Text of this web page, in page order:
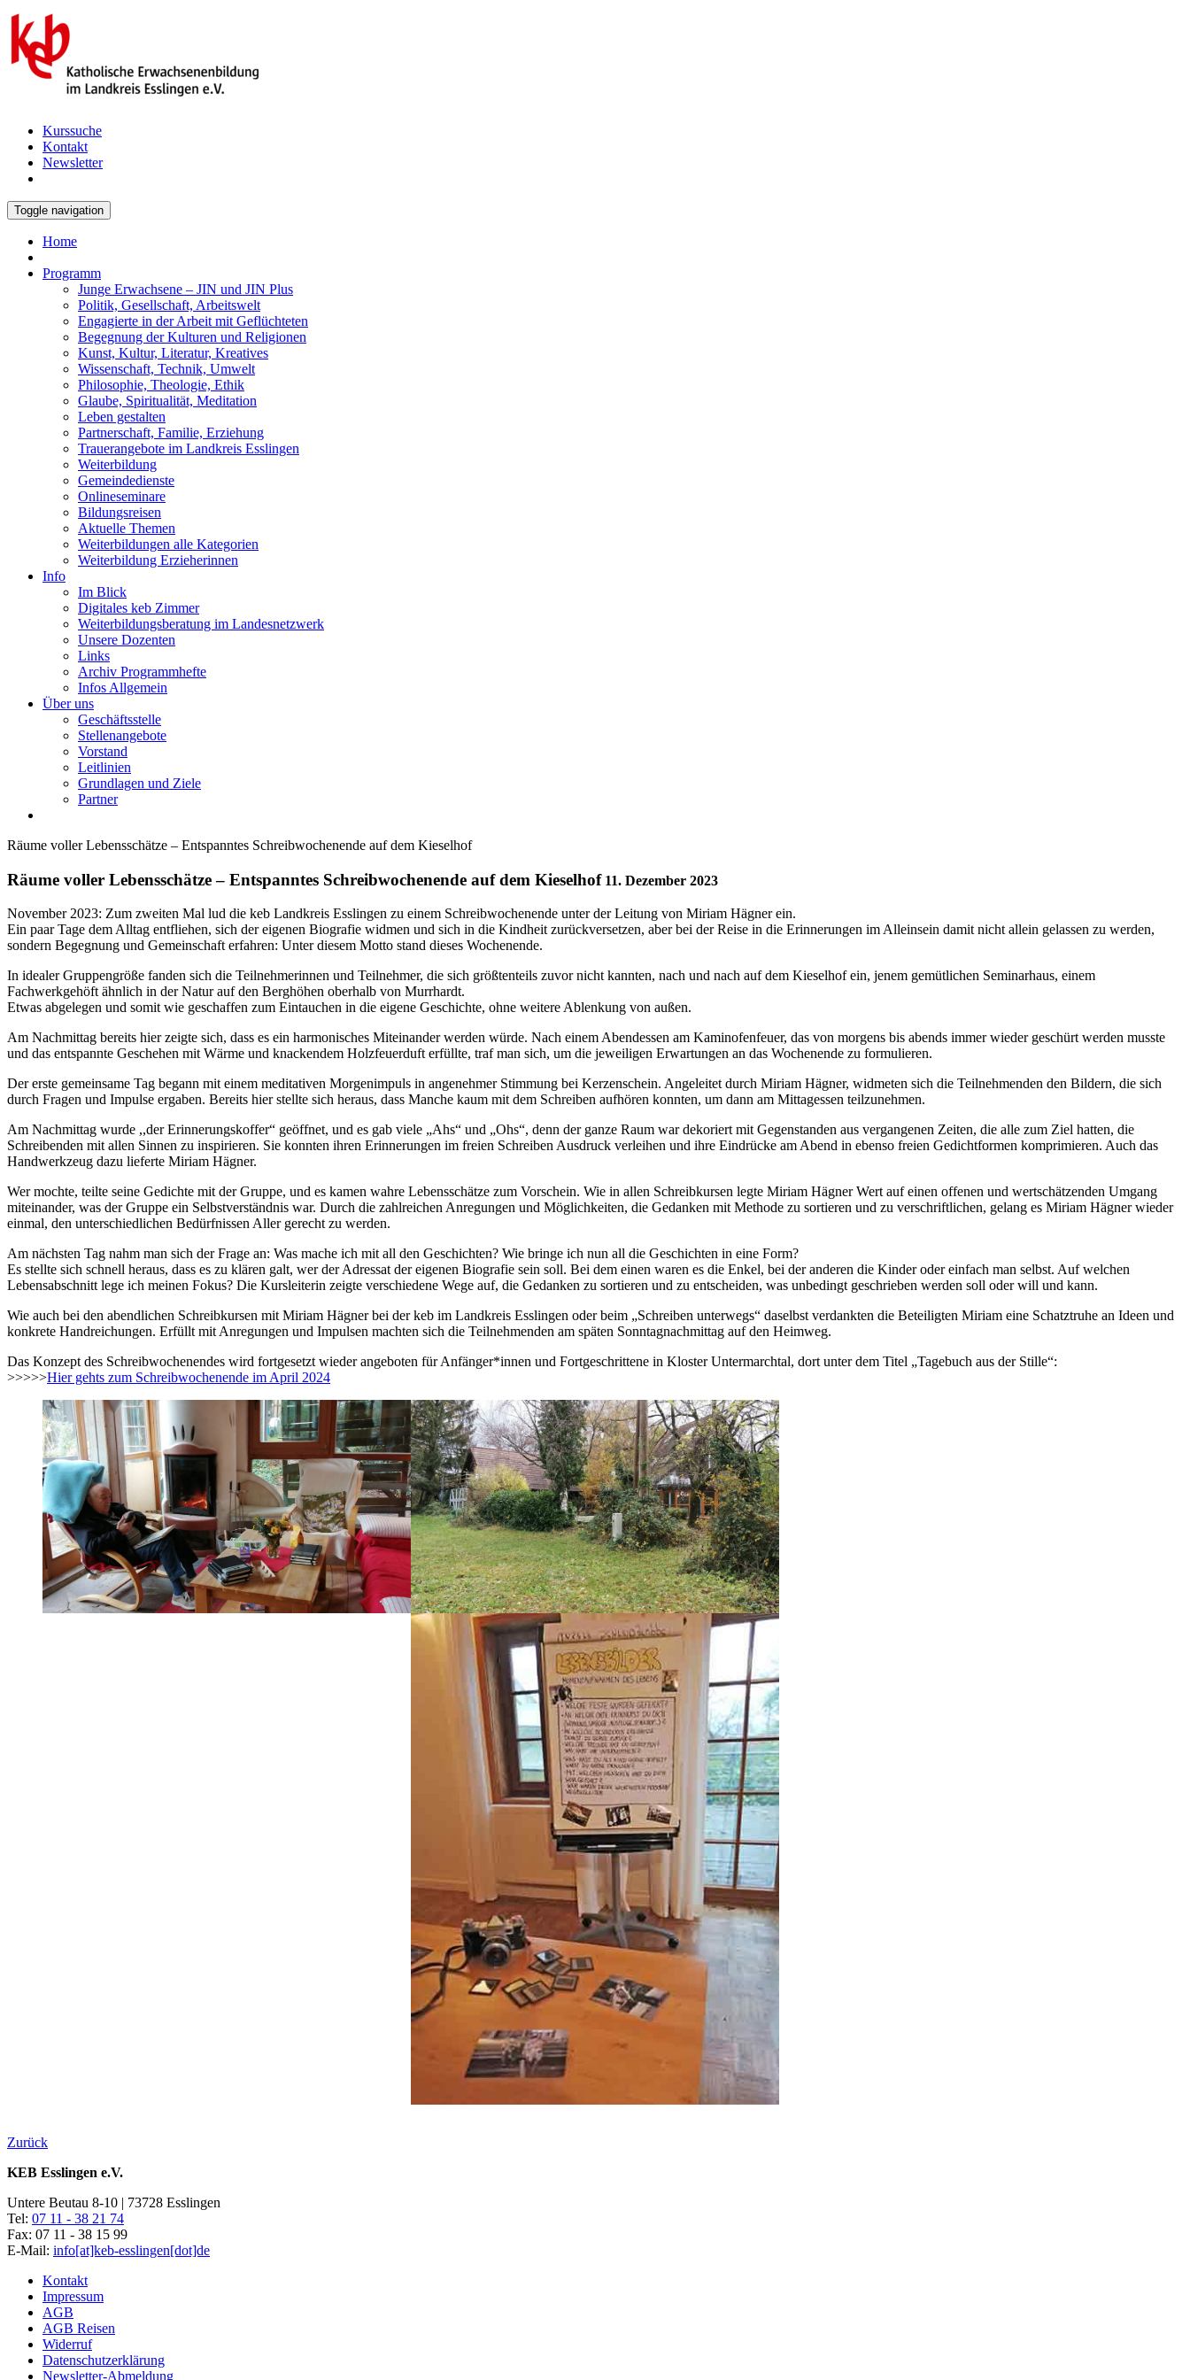
Kurssuche
Kontakt
Newsletter
Toggle navigation
Home
Programm
Junge Erwachsene – JIN und JIN Plus
Politik, Gesellschaft, Arbeitswelt
Engagierte in der Arbeit mit Geflüchteten
Begegnung der Kulturen und Religionen
Kunst, Kultur, Literatur, Kreatives
Wissenschaft, Technik, Umwelt
Philosophie, Theologie, Ethik
Glaube, Spiritualität, Meditation
Leben gestalten
Partnerschaft, Familie, Erziehung
Trauerangebote im Landkreis Esslingen
Weiterbildung
Gemeindedienste
Onlineseminare
Bildungsreisen
Aktuelle Themen
Weiterbildungen alle Kategorien
Weiterbildung Erzieherinnen
Info
Im Blick
Digitales keb Zimmer
Weiterbildungsberatung im Landesnetzwerk
Unsere Dozenten
Links
Archiv Programmhefte
Infos Allgemein
Über uns
Geschäftsstelle
Stellenangebote
Vorstand
Leitlinien
Grundlagen und Ziele
Partner
Räume voller Lebensschätze – Entspanntes Schreibwochenende auf dem Kieselhof
Räume voller Lebensschätze – Entspanntes Schreibwochenende auf dem Kieselhof11. Dezember 2023
November 2023: Zum zweiten Mal lud die keb Landkreis Esslingen zu einem Schreibwochenende unter der Leitung von Miriam Hägner ein.
Ein paar Tage dem Alltag entfliehen, sich der eigenen Biografie widmen und sich in die Kindheit zurückversetzen, aber bei der Reise in die Erinnerungen im Alleinsein damit nicht allein gelassen zu werden,
sondern Begegnung und Gemeinschaft erfahren: Unter diesem Motto stand dieses Wochenende.
In idealer Gruppengröße fanden sich die Teilnehmerinnen und Teilnehmer, die sich größtenteils zuvor nicht kannten, nach und nach auf dem Kieselhof ein, jenem gemütlichen Seminarhaus, einem
Fachwerkgehöft ähnlich in der Natur auf den Berghöhen oberhalb von Murrhardt.
Etwas abgelegen und somit wie geschaffen zum Eintauchen in die eigene Geschichte, ohne weitere Ablenkung von außen.
Am Nachmittag bereits hier zeigte sich, dass es ein harmonisches Miteinander werden würde. Nach einem Abendessen am Kaminofenfeuer, das von morgens bis abends immer wieder geschürt werden musste
und das entspannte Geschehen mit Wärme und knackendem Holzfeuerduft erfüllte, traf man sich, um die jeweiligen Erwartungen an das Wochenende zu formulieren.
Der erste gemeinsame Tag begann mit einem meditativen Morgenimpuls in angenehmer Stimmung bei Kerzenschein. Angeleitet durch Miriam Hägner, widmeten sich die Teilnehmenden den Bildern, die sich
durch Fragen und Impulse ergaben. Bereits hier stellte sich heraus, dass Manche kaum mit dem Schreiben aufhören konnten, um dann am Mittagessen teilzunehmen.
Am Nachmittag wurde ,,der Erinnerungskoffer“ geöffnet, und es gab viele „Ahs“ und „Ohs“, denn der ganze Raum war dekoriert mit Gegenstanden aus vergangenen Zeiten, die alle zum Ziel hatten, die
Schreibenden mit allen Sinnen zu inspirieren. Sie konnten ihren Erinnerungen im freien Schreiben Ausdruck verleihen und ihre Eindrücke am Abend in ebenso freien Gedichtformen komprimieren. Auch das
Handwerkzeug dazu lieferte Miriam Hägner.
Wer mochte, teilte seine Gedichte mit der Gruppe, und es kamen wahre Lebensschätze zum Vorschein. Wie in allen Schreibkursen legte Miriam Hägner Wert auf einen offenen und wertschätzenden Umgang
miteinander, was der Gruppe ein Selbstverständnis war. Durch die zahlreichen Anregungen und Möglichkeiten, die Gedanken mit Methode zu sortieren und zu verschriftlichen, gelang es Miriam Hägner wieder
einmal, den unterschiedlichen Bedürfnissen Aller gerecht zu werden.
Am nächsten Tag nahm man sich der Frage an: Was mache ich mit all den Geschichten? Wie bringe ich nun all die Geschichten in eine Form?
Es stellte sich schnell heraus, dass es zu klären galt, wer der Adressat der eigenen Biografie sein soll. Bei dem einen waren es die Enkel, bei der anderen die Kinder oder einfach man selbst. Auf welchen
Lebensabschnitt lege ich meinen Fokus? Die Kursleiterin zeigte verschiedene Wege auf, die Gedanken zu sortieren und zu entscheiden, was unbedingt geschrieben werden soll oder will und kann.
Wie auch bei den abendlichen Schreibkursen mit Miriam Hägner bei der keb im Landkreis Esslingen oder beim „Schreiben unterwegs“ daselbst verdankten die Beteiligten Miriam eine Schatztruhe an Ideen und
konkrete Handreichungen. Erfüllt mit Anregungen und Impulsen machten sich die Teilnehmenden am späten Sonntagnachmittag auf den Heimweg.
Das Konzept des Schreibwochenendes wird fortgesetzt wieder angeboten für Anfänger*innen und Fortgeschrittene in Kloster Untermarchtal, dort unter dem Titel „Tagebuch aus der Stille“:
>>>>>Hier gehts zum Schreibwochenende im April 2024
Zurück
KEB Esslingen e.V.
Untere Beutau 8-10 | 73728 Esslingen
Tel: 07 11 - 38 21 74
Fax: 07 11 - 38 15 99
E-Mail: info[at]keb-esslingen[dot]de
Kontakt
Impressum
AGB
AGB Reisen
Widerruf
Datenschutzerklärung
Newsletter-Abmeldung